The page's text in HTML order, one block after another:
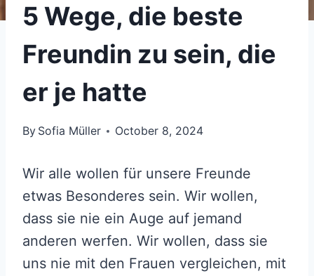
5 Wege, die beste
Freundin zu sein, die
er je hatte
By Sofia Müller October 8, 2024
Wir alle wollen für unsere Freunde
etwas Besonderes sein. Wir wollen,
dass sie nie ein Auge auf jemand
anderen werfen. Wir wollen, dass sie
uns nie mit den Frauen vergleichen, mit